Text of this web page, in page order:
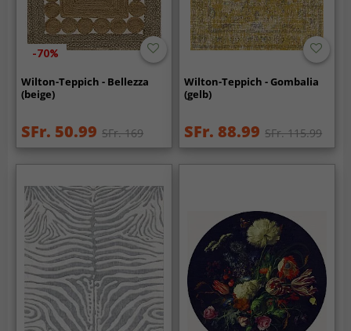
-70%
Wilton-Teppich - Bellezza
(beige)
SFr. 50.99 SFr. 169
Wilton-Teppich - Gombalia
(gelb)
SFr. 88.99 SFr. 115.99